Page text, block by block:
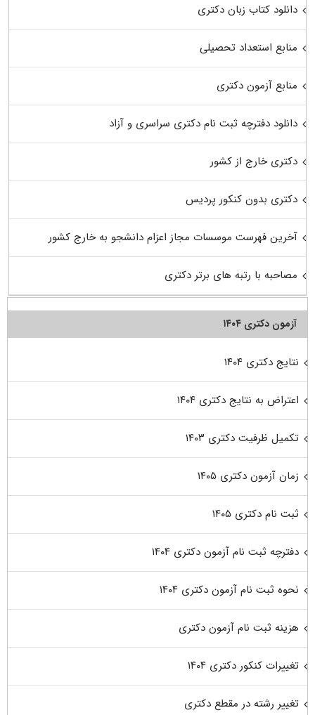
دانلود کتاب زبان دکتری
منابع استعداد تحصیلی
منابع آزمون دکتری
دانلود دفترچه ثبت نام دکتری سراسری و آزاد
دکتری خارج از کشور
دکتری بدون کنکور پردیس
آخرین فهرست موسسات مجاز اعزام دانشجو به خارج کشور
مصاحبه با رتبه های برتر دکتری
آزمون دکتری ۱۴۰۴
نتایج دکتری ۱۴۰۴
اعتراض به نتایج دکتری ۱۴۰۴
تکمیل ظرفیت دکتری ۱۴۰۳
زمان آزمون دکتری ۱۴۰۵
ثبت نام دکتری ۱۴۰۵
دفترچه ثبت نام آزمون دکتری ۱۴۰۴
نحوه ثبت نام آزمون دکتری ۱۴۰۴
هزینه ثبت نام آزمون دکتری
تغییرات کنکور دکتری ۱۴۰۴
تغییر رشته در مقطع دکتری